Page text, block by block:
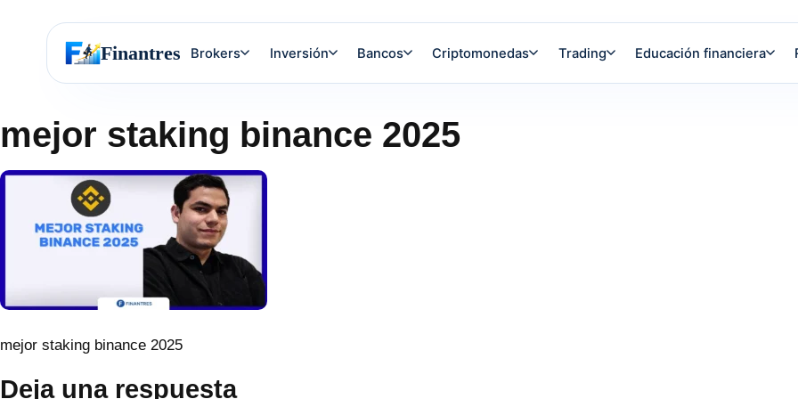
Finantres Brokers Inversión Bancos Criptomonedas Trading Educación financiera
mejor staking binance 2025
mejor staking binance 2025
Deja una respuesta